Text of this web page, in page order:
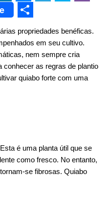
M
e
s
s
e
n
e
l
e
g
k
y
p
e
i
b
e
r
S
h
a
r
e
propriedades benéficas.
em seu cultivo.
nem sempre cria
as regras de plantio
quiabo forte com uma
é uma planta útil que se
como fresco. No entanto,
se fibrosas. Quiabo